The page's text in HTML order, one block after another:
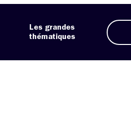
Les grandes
thématiques